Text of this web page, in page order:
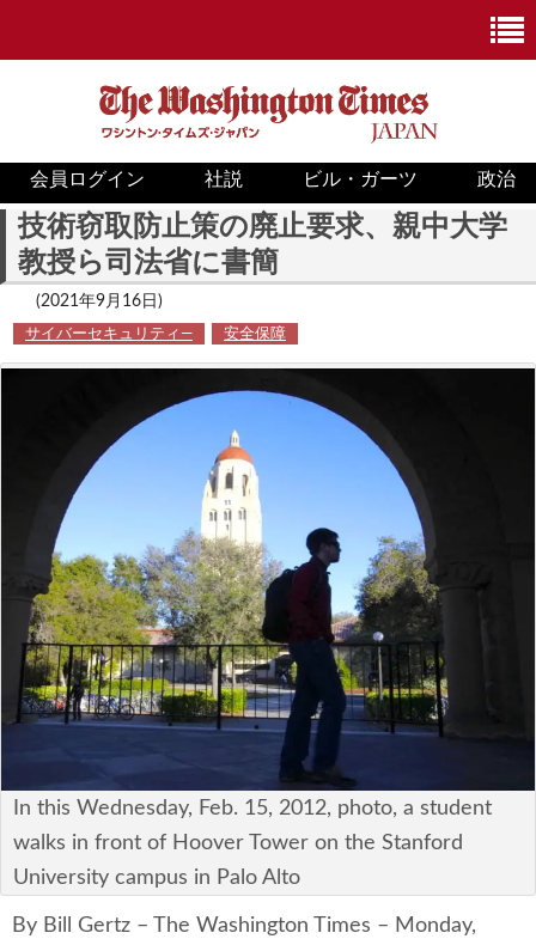
ニュース
政治
ホワイトハウス
米国内
安全保障
ビジネス・経済
カルチャー
ポリシー
税制・予算
エネルギー・環境
会員ログイン 社説 ビル・ガーツ 政治
技術窃取防止策の廃止要求、親中大学
教授ら司法省に書簡
(2021年9月16日)
サイバーセキュリティ― 安全保障
In this Wednesday, Feb. 15, 2012, photo, a student
walks in front of Hoover Tower on the Stanford
University campus in Palo Alto
By Bill Gertz – The Washington Times – Monday,